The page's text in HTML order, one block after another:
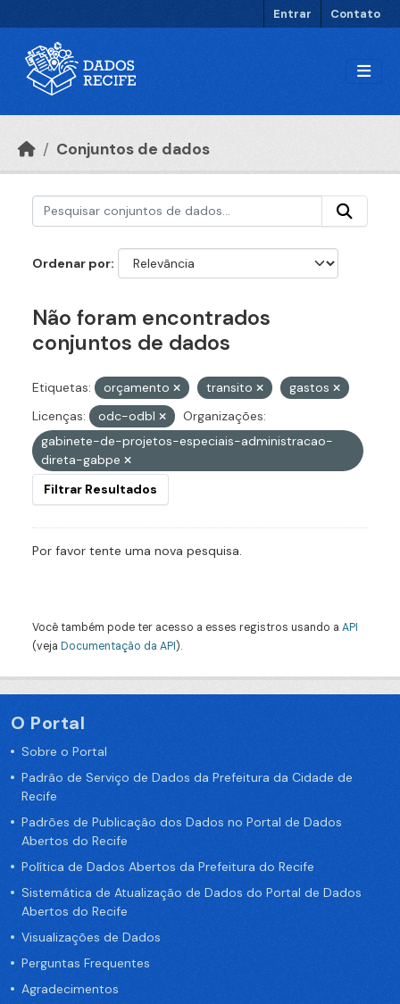
Entrar Contato
Conjuntos de dados
Ordenar por
Não foram encontrados
conjuntos de dados
Etiquetas: orçamento transito
gastos
Licenças:
odc-odbl
Organizações:
gabinete-de-projetos-especiais-administracao-
direta-gabpe
Filtrar Resultados
Por favor tente uma nova pesquisa.
Você também pode ter acesso a esses registros usando a API
(veja Documentação da API).
O Portal
Sobre o Portal
Padrão de Serviço de Dados da Prefeitura da Cidade de
Recife
Padrões de Publicação dos Dados no Portal de Dados
Abertos do Recife
Política de Dados Abertos da Prefeitura do Recife
Sistemática de Atualização de Dados do Portal de Dados
Abertos do Recife
Visualizações de Dados
Perguntas Frequentes
Agradecimentos